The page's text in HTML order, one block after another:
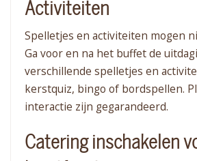
Activiteiten
Spelletjes en activiteiten mogen
Ga voor en na het buffet de
verschillende spelletjes en
kerstquiz, bingo of bordspellen.
interactie zijn gegarandeerd.
Catering inschakelen